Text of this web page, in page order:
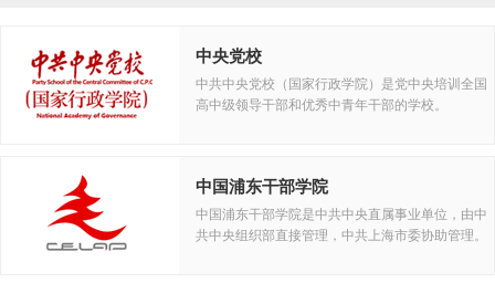
中央党校
中共中央党校（国家行政学院）是党中央培训全国
高中级领导干部和优秀中青年干部的学校。
中国浦东干部学院
中国浦东干部学院是中共中央直属事业单位，由中
共中央组织部直接管理，中共上海市委协助管理。